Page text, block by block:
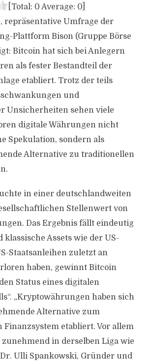
[Total: 0 Average: 0]
repräsentative Umfrage der
Plattform Bison (Gruppe Börse
Bitcoin hat sich bei Anlegern
als fester Bestandteil der
etabliert. Trotz der teils
und
Unsicherheiten sehen viele
digitale Währungen nicht
Spekulation, sondern als
Alternative zu traditionellen
in einer deutschlandweiten
Stellenwert von
Das Ergebnis fällt eindeutig
klassische Assets wie der US-
Staatsanleihen zuletzt an
haben, gewinnt Bitcoin
Status eines digitalen
„Kryptowährungen haben sich
Alternative zum
etabliert. Vor allem
in derselben Liga wie
Dr. Ulli Spankowski, Gründer und